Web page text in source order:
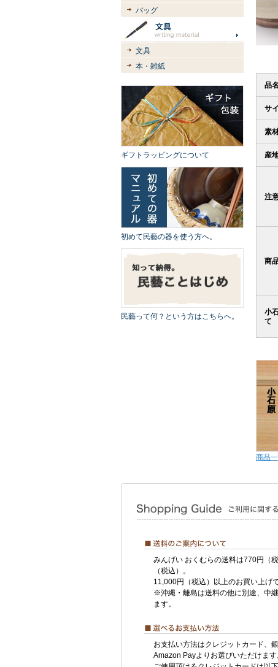
バッグ
文具
本・雑紙
ギフトラッピングについて
初めて民藝の器を使う方へ。
民藝って何？という方はこちらへ。
品名
サ
素
産
注
商
小
て
商品
みんげい おくむらの送料は770円（
（税込）。
11,000円（税込）以上のお買い上げ
※沖縄・離島は送料の他に別途、中
ます。
お支払い方法はクレジットカード、
Amazon Payよりお選びいただけます